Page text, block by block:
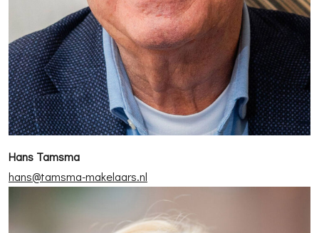
Hans Tamsma
hans@tamsma-makelaars.nl